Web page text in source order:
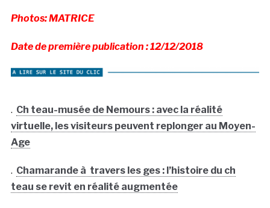
Photos: MATRICE
Date de première publication : 12/12/2018
. Ch teau-musée de Nemours : avec la réalité
virtuelle, les visiteurs peuvent replonger au Moyen-
Age
. Chamarande à travers les ges : l’histoire du ch
teau se revit en réalité augmentée